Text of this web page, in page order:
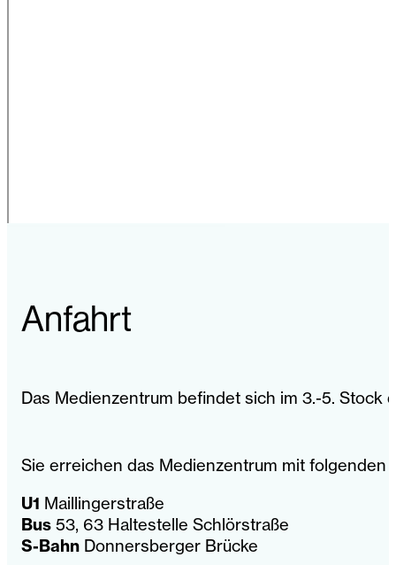
Anfahrt
Das Medienzentrum befindet sich im 3.-5. Stock
Sie erreichen das Medienzentrum mit folgenden
U1 Maillingerstraße
Bus 53, 63 Haltestelle Schlörstraße
S-Bahn Donnersberger Brücke